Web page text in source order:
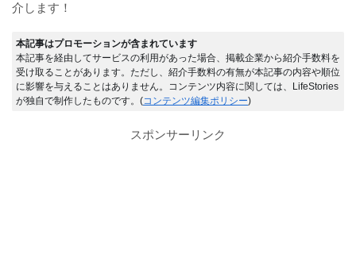
介します！
本記事はプロモーションが含まれています
本記事を経由してサービスの利用があった場合、掲載企業から紹介手数料を
受け取ることがあります。ただし、紹介手数料の有無が本記事の内容や順位
に影響を与えることはありません。コンテンツ内容に関しては、LifeStories
が独自で制作したものです。(コンテンツ編集ポリシー)
スポンサーリンク